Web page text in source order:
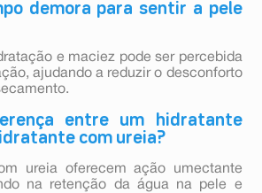
demora para sentir a pele
e maciez pode ser percebida
ajudando a reduzir o desconforto
entre um hidratante
com ureia?
ureia oferecem ação umectante
na retenção da água na pele e